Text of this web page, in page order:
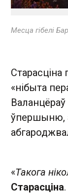
Месца гібелі
«нібыта
ўпершыню,
«Такога
Старасціна